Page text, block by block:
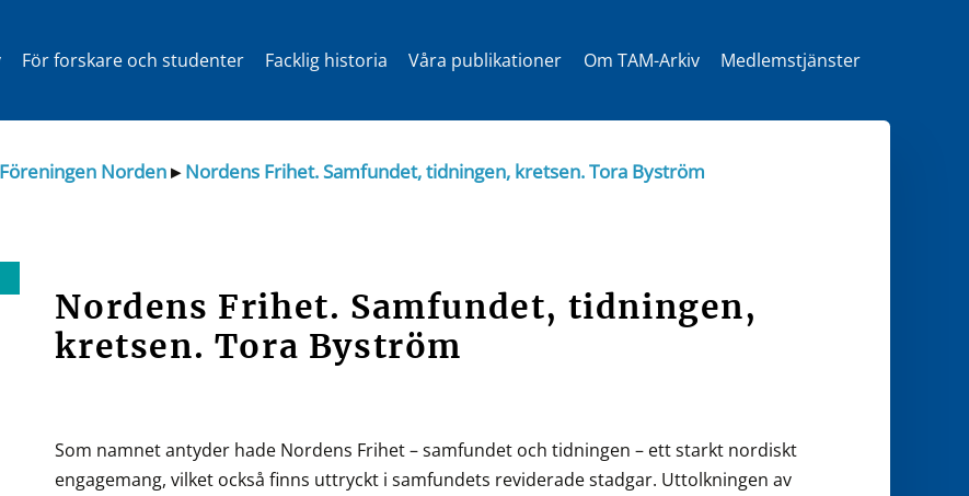
För forskare och studenter Facklig historia Våra publikationer Om TAM-Arkiv Medlemstjänster
Norden▸Nordens Frihet. Samfundet, tidningen, kretsen. Tora Byström
Nordens Frihet. Samfundet, tidningen,
kretsen. Tora Byström
Som namnet antyder hade Nordens Frihet – samfundet och tidningen – ett starkt nordiskt
engagemang, vilket också finns uttryckt i samfundets reviderade stadgar. Uttolkningen av